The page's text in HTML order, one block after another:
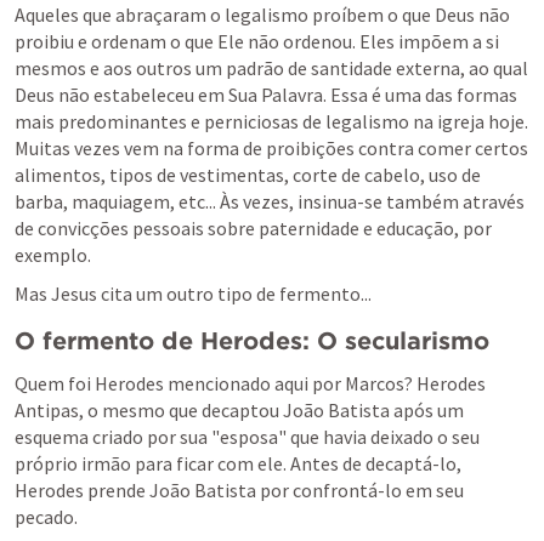
Aqueles que abraçaram o legalismo proíbem o que Deus não
proibiu e ordenam o que Ele não ordenou. Eles impõem a si
mesmos e aos outros um padrão de santidade externa, ao qual
Deus não estabeleceu em Sua Palavra. Essa é uma das formas
mais predominantes e perniciosas de legalismo na igreja hoje.
Muitas vezes vem na forma de proibições contra comer certos
alimentos, tipos de vestimentas, corte de cabelo, uso de
barba, maquiagem, etc... Às vezes, insinua-se também através
de convicções pessoais sobre paternidade e educação, por
exemplo.
Mas Jesus cita um outro tipo de fermento...
O fermento de Herodes: O secularismo
Quem foi Herodes mencionado aqui por Marcos? Herodes
Antipas, o mesmo que decaptou João Batista após um
esquema criado por sua "esposa" que havia deixado o seu
próprio irmão para ficar com ele. Antes de decaptá-lo,
Herodes prende João Batista por confrontá-lo em seu
pecado.